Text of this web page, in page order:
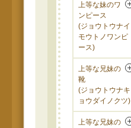
上等な妹のワ
ンピース
(ジョウトウナイ
モウトノワンピ
ース)
上等な兄妹の
靴
(ジョウトウナキ
ョウダイノクツ)
上等な兄妹の